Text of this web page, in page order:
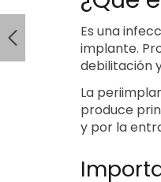
Es una
implante.
debilitación
La
produce
y por la